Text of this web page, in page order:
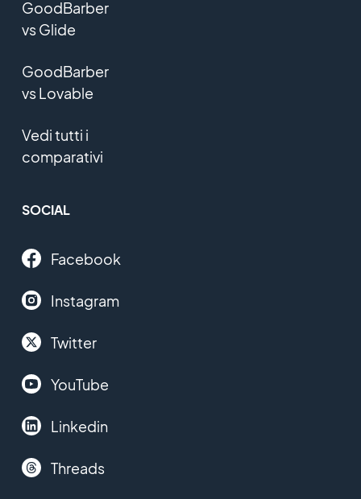
GoodBarber
vs Glide
GoodBarber
vs Lovable
Vedi tutti i
comparativi
SOCIAL
Facebook
Instagram
Twitter
YouTube
Linkedin
Threads